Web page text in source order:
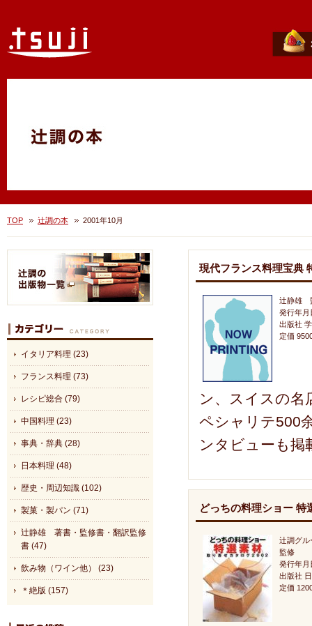
TOP 辻調の本 2001年10月
現代フランス料理宝典
辻静雄
発行年月
出版社
定価
ン、スイスの名
ペシャリテ500
ンタビューも掲
どっちの料理ショー 特
辻調グ
監修
発行年月
出版社
定価
イタリア料理 (23)
フランス料理 (73)
レシピ総合 (79)
中国料理 (23)
事典・辞典 (28)
日本料理 (48)
歴史・周辺知識 (102)
製菓・製パン (71)
辻静雄 著書・監修書・翻訳監修
書 (47)
飲み物（ワイン他） (23)
＊絶版 (157)